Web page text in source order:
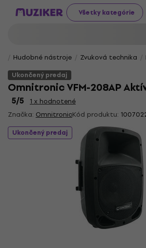
Všetky kategórie
Hudobné nástroje Zvuková technika
Ukončený predaj
Omnitronic VFM-208AP
5/5
1 x hodnotené
Značka: OmnitronicKód produktu:
Ukončený predaj